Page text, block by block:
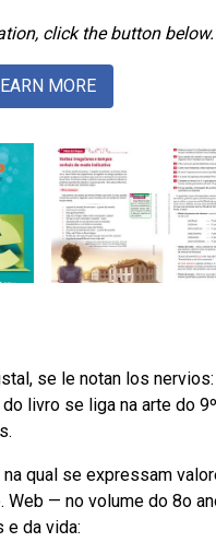
click the button below.
MORE
se le notan los
livro se liga na arte do
qual se expressam
— no volume do 8o
e da vida: